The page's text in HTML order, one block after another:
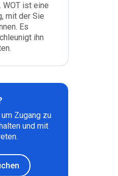
WOT ist eine
mit der Sie
Es
ihn
Zugang zu
und mit